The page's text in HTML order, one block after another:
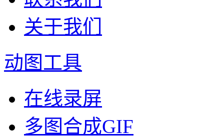
关于我们
动图工具
在线录屏
多图合成GIF